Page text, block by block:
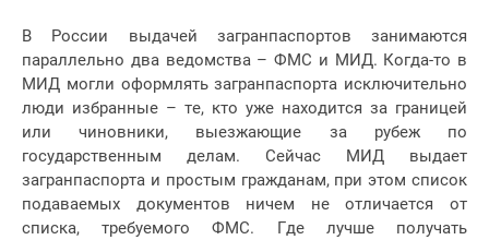
В России выдачей загранпаспортов занимаются
параллельно два ведомства – ФМС и МИД. Когда-то в
МИД могли оформлять загранпаспорта исключительно
люди избранные – те, кто уже находится за границей
или чиновники, выезжающие за рубеж по
государственным делам. Сейчас МИД выдает
загранпаспорта и простым гражданам, при этом список
подаваемых документов ничем не отличается от
списка, требуемого ФМС. Где лучше получать